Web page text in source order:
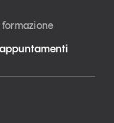
formazione